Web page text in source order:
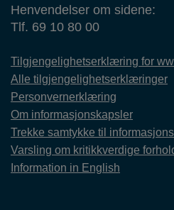
Henvendelser om sidene:
Tlf. 69 10 80 00
Tilgjengelighetserklæring for
Alle tilgjengelighetserklæringer
Personvernerklæring
Om informasjonskapsler
Trekke samtykke til
Varsling om kritikkverdige
Information in English